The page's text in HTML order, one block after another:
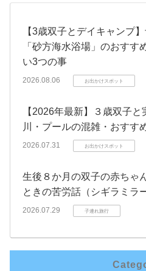
【3歳双子とデイキャンプ
「砂方海水浴場」のおすす
い3つの事
2026.08.06 お出かけスポット
【2026年最新】３歳双子
川・プールの混雑・おすす
2026.07.31 お出かけスポット
生後８か月の双子の赤ちゃ
ときの苦労話（シギラミラ
2026.07.29 子連れ旅行